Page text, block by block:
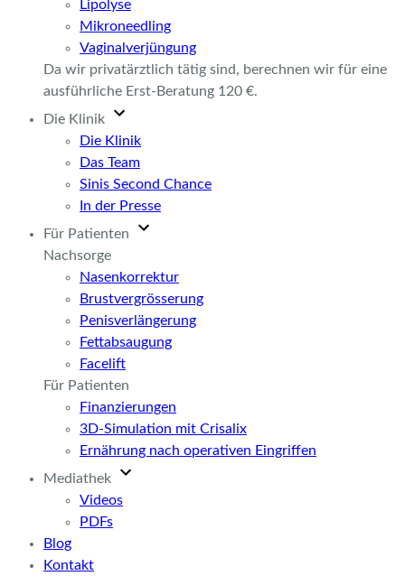
Lipolyse
Mikroneedling
Vaginalverjüngung
Da wir privatärztlich tätig sind, berechnen wir für eine
ausführliche Erst-Beratung 120 €.
Die Klinik
Die Klinik
Das Team
Sinis Second Chance
In der Presse
Für Patienten
Nachsorge
Nasenkorrektur
Brustvergrösserung
Penisverlängerung
Fettabsaugung
Facelift
Für Patienten
Finanzierungen
3D-Simulation mit Crisalix
Ernährung nach operativen Eingriffen
Mediathek
Videos
PDFs
Blog
Kontakt